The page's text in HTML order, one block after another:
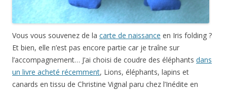
Vous vous souvenez de la carte de naissance en Iris folding ?
Et bien, elle n’est pas encore partie car je traîne sur
l’accompagnement… J’ai choisi de coudre des éléphants dans
un livre acheté récemment, Lions, éléphants, lapins et
canards en tissu de Christine Vignal paru chez l’Inédite en